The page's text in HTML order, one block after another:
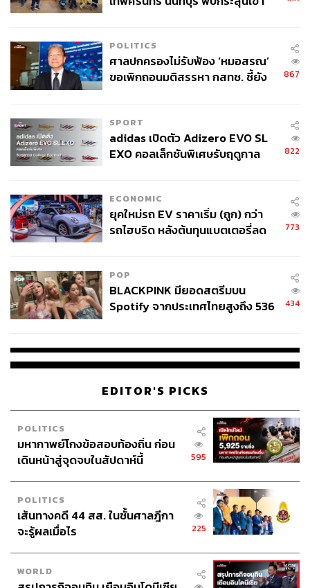
ABOUT THE AUTHOR
THE STANDARD WEALTH
สำนักข่าวเศรษฐกิจ ธุรกิจ และการลงทุน โดย
POLITICS
ศาลปกครองไม่รับฟ้อง ‘หมอสรณ’
ขอเพิกถอนมติสรรหา กสทช. ชี้ยัง
867
SPORT
adidas เปิดตัว Adizero EVO SL
EXO คอลเล็กชันพิเศษรับฤดูกาล
822
ECONOMIC
ยุคใหม่รถ EV ราคาเริ่ม (ถูก) กว่า
รถไฮบริด หลังต้นทุนแบตเตอรี่ลด
773
POP
BLACKPINK มียอดสตรีมบน
Spotify จากประเทศไทยสูงถึง 536
434
EDITOR'S PICKS
POLITICS
มหากาพย์โกงข้อสอบท้องถิ่น ก่อน
เดินหน้าสู่จุดจบในสัปดาห์นี้
595
POLITICS
เส้นทางคดี 44 สส. ในชั้นศาลฎีกา
จะรู้ผลเมื่อไร
225
WORLD